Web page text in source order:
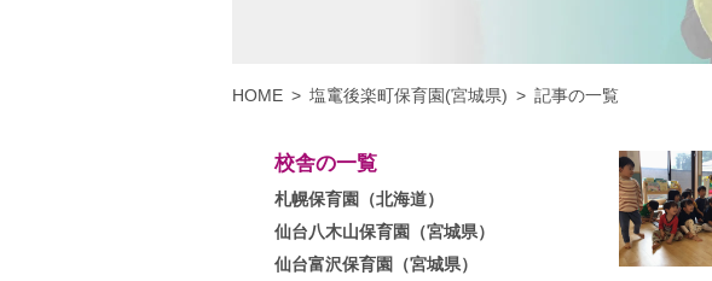
HOME 塩竃後楽町保育園(宮城県) 記事の一覧
校舎の一覧
札幌保育園（北海道）
仙台八木山保育園（宮城県）
仙台富沢保育園（宮城県）